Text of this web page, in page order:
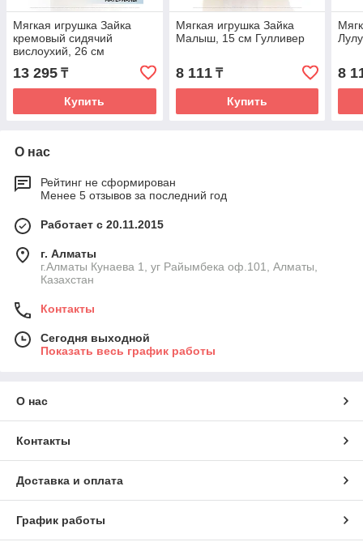
Мягкая игрушка Зайка
кремовый сидячий
вислоухий, 26 см
Гулливер
13 295 ₸
Купить
Мягкая игрушка Зайка
Малыш, 15 см Гулливер
8 111₸
Купить
8
О нас
Рейтинг не сформирован
Менее 5 отзывов за последний год
Работает с 20.11.2015
г. Алматы
г.Алматы Кунаева 1, уг Райымбека оф.101, Алматы,
Казахстан
Контакты
Сегодня выходной
Показать весь график работы
О нас
Контакты
Доставка и оплата
График работы